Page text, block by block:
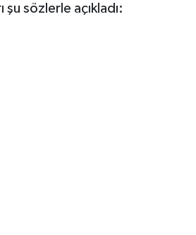
şu sözlerle açıkladı: